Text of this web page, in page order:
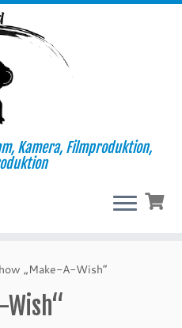
Kamera, Filmproduktion,
„Make-A-Wish“
Wish“